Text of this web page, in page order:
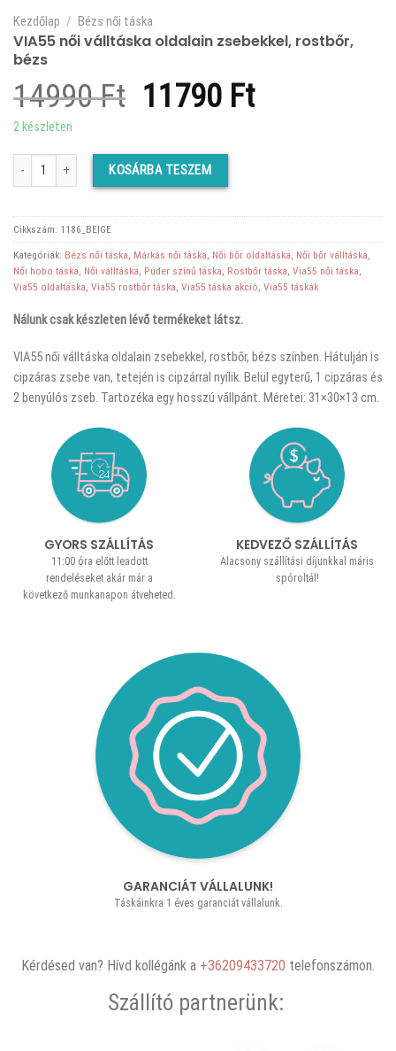
Kezdőlap / Bézs női táska
VIA55 női válltáska oldalain zsebekkel, rostbőr,
bézs
14990Ft Original
was:
14990 Ft.
11790 FtCurrent
2 készleten
VIA55 női válltáska oldalain zsebekkel, rostbőr, bézs mennyiség
KOSÁRBA TESZEM
Cikkszám: 1186_BEIGE
Kategóriák: Bézs női táska, Márkás női táska, Női bőr oldaltáska, Női bőr válltáska,
Női hobo táska, Női válltáska, Púder színű táska, Rostbőr táska, Via55 női táska,
Via55 oldaltáska, Via55 rostbőr táska, Via55 táska akció, Via55 táskák
Nálunk csak készleten lévő termékeket látsz.
VIA55 női válltáska oldalain zsebekkel, rostbőr, bézs színben. Hátulján is
cipzáras zsebe van, tetején is cipzárral nyílik. Belül egyterű, 1 cipzáras és
2 benyúlós zseb. Tartozéka egy hosszú vállpánt. Méretei: 31×30×13 cm.
GYORS SZÁLLÍTÁS
11:00 óra előtt leadott
rendeléseket akár már a
következő munkanapon átveheted.
KEDVEZŐ SZÁLLÍTÁS
Alacsony szállítási díjunkkal máris
spóroltál!
GARANCIÁT VÁLLALUNK!
Táskáinkra 1 éves garanciát vállalunk.
Kérdésed van? Hívd kollégánk a +36209433720 telefonszámon.
Szállító partnerünk: